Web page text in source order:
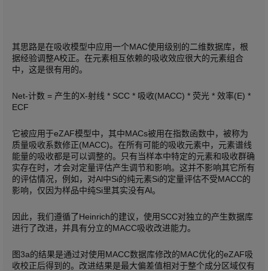
其思路是在吸收模型中应用一个MAC使用级别的二维数据库，根
据经验调整A校正。在元素相互依赖的吸收效应很大的元素组合
中，这是很有用的。
Net-计数 = 产生的X-射线 * SCC * 吸收(MACC) * 荧光 * 效率(E) *
ECF
它被应用于eZAF模型中，其中MACs被用在指数函数中，被称为
质量吸收系数修正(MACC)。在所有可能的吸收元素中，元素谱线
能量的吸收都是可以调整的。只有当样本中特定的元素和吸收群确
实存在时，才会对定量评估产生调节和影响。这并不影响其它所有
的评估情况，例如，对Al中Si的纯元素Si的定量评估不受MACC的
影响，仅因为样品中纯Si里其实没有Al。
因此，我们遵循了Heinrich的建议，使用SCC对独立的产生数据库
进行了改进，并具有分立的MACC吸收改进能力。
图3a的结果是通过对使用MACC数据库修改的MAC优化的eZAF吸
收校正后得到的。改进结果是最大偏差值相对于整个成分区域仅有